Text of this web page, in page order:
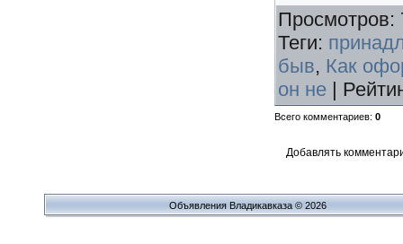
Просмотров:
Теги:
быв, Как
он не |
Всего комментариев: 0
Добавлять
Объявления Владикавказа © 2026